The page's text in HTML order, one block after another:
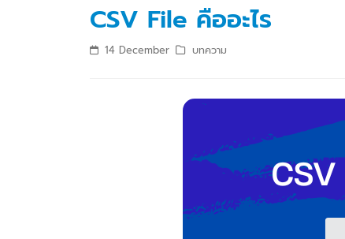
CSV File คืออะไร
14 December บทความ